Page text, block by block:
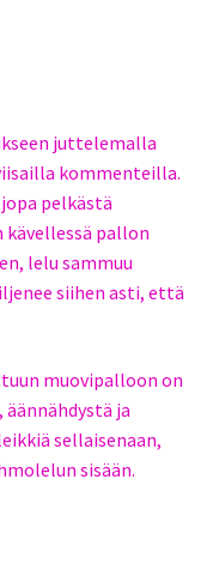
juttelemalla
kommenteilla.
pelkästä
pallon
lelu sammuu
siihen asti, että
muovipalloon on
ja
sellaisenaan,
sisään.